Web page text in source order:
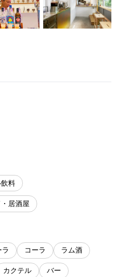
料
居酒屋
ラ コーラ ラム酒
カクテル バー